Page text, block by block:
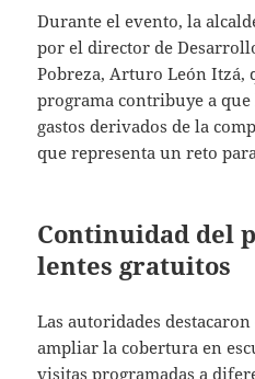
Durante el evento, la
por el director de
Pobreza, Arturo León Itzá,
programa contribuye a
gastos derivados de la
que representa un reto
Continuidad del
lentes gratuitos
Las autoridades
ampliar la cobertura en
visitas programadas a